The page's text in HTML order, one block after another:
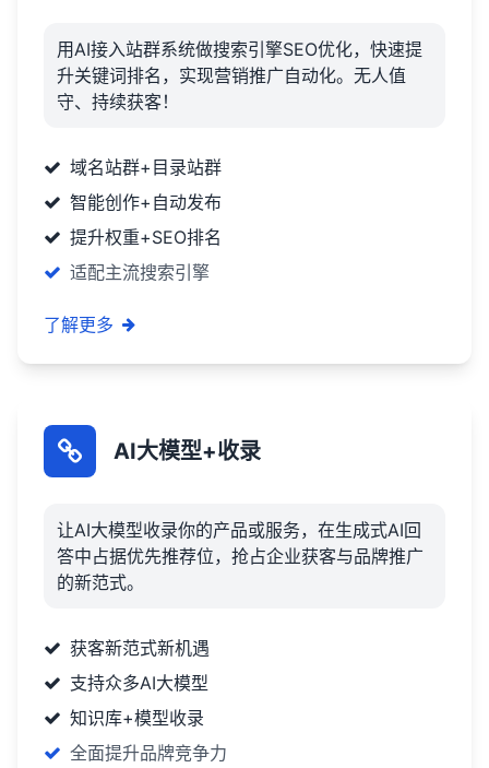
用AI接入站群系统做搜索引擎SEO优化，快速提
升关键词排名，实现营销推广自动化。无人值
守、持续获客！
域名站群+目录站群
智能创作+自动发布
提升权重+SEO排名
适配主流搜索引擎
了解更多
AI大模型+收录
让AI大模型收录你的产品或服务，在生成式AI回
答中占据优先推荐位，抢占企业获客与品牌推广
的新范式。
获客新范式新机遇
支持众多AI大模型
知识库+模型收录
全面提升品牌竞争力